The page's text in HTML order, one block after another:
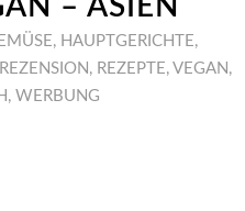
– ASIEN
, HAUPTGERICHTE ,
REZENSION , REZEPTE , VEGAN ,
, WERBUNG